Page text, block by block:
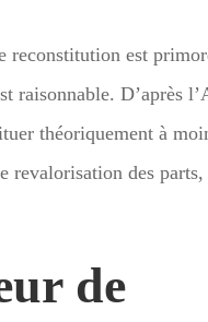
reconstitution est
raisonnable. D’après
théoriquement à
revalorisation des
de